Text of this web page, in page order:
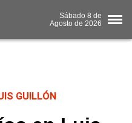
Sábado 8 de
Agosto de 2026
GUILLÓN